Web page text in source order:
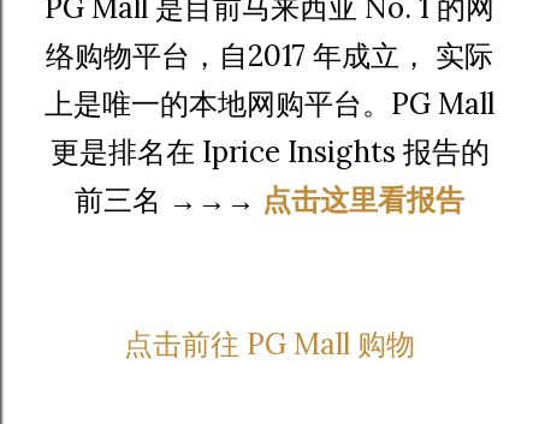
PG Mall 是目前马来西亚 No. 1 的网
络购物平台，自2017 年成立， 实际
上是唯一的本地网购平台。PG Mall
更是排名在 Iprice Insights 报告的
前三名 →→→ 点击这里看报告
点击前往 PG Mall 购物